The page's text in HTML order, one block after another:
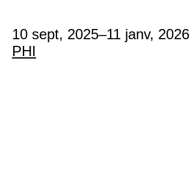
10 sept, 2025–11 janv, 2026
PHI